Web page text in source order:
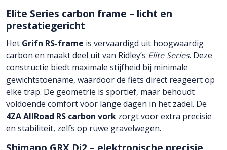
Elite Series carbon frame – licht en
prestatiegericht
Het Grifn RS-frame is vervaardigd uit hoogwaardig
carbon en maakt deel uit van Ridley’s Elite Series. Deze
constructie biedt maximale stijfheid bij minimale
gewichtstoename, waardoor de fiets direct reageert op
elke trap. De geometrie is sportief, maar behoudt
voldoende comfort voor lange dagen in het zadel. De
4ZA AllRoad RS carbon vork zorgt voor extra precisie
en stabiliteit, zelfs op ruwe gravelwegen.